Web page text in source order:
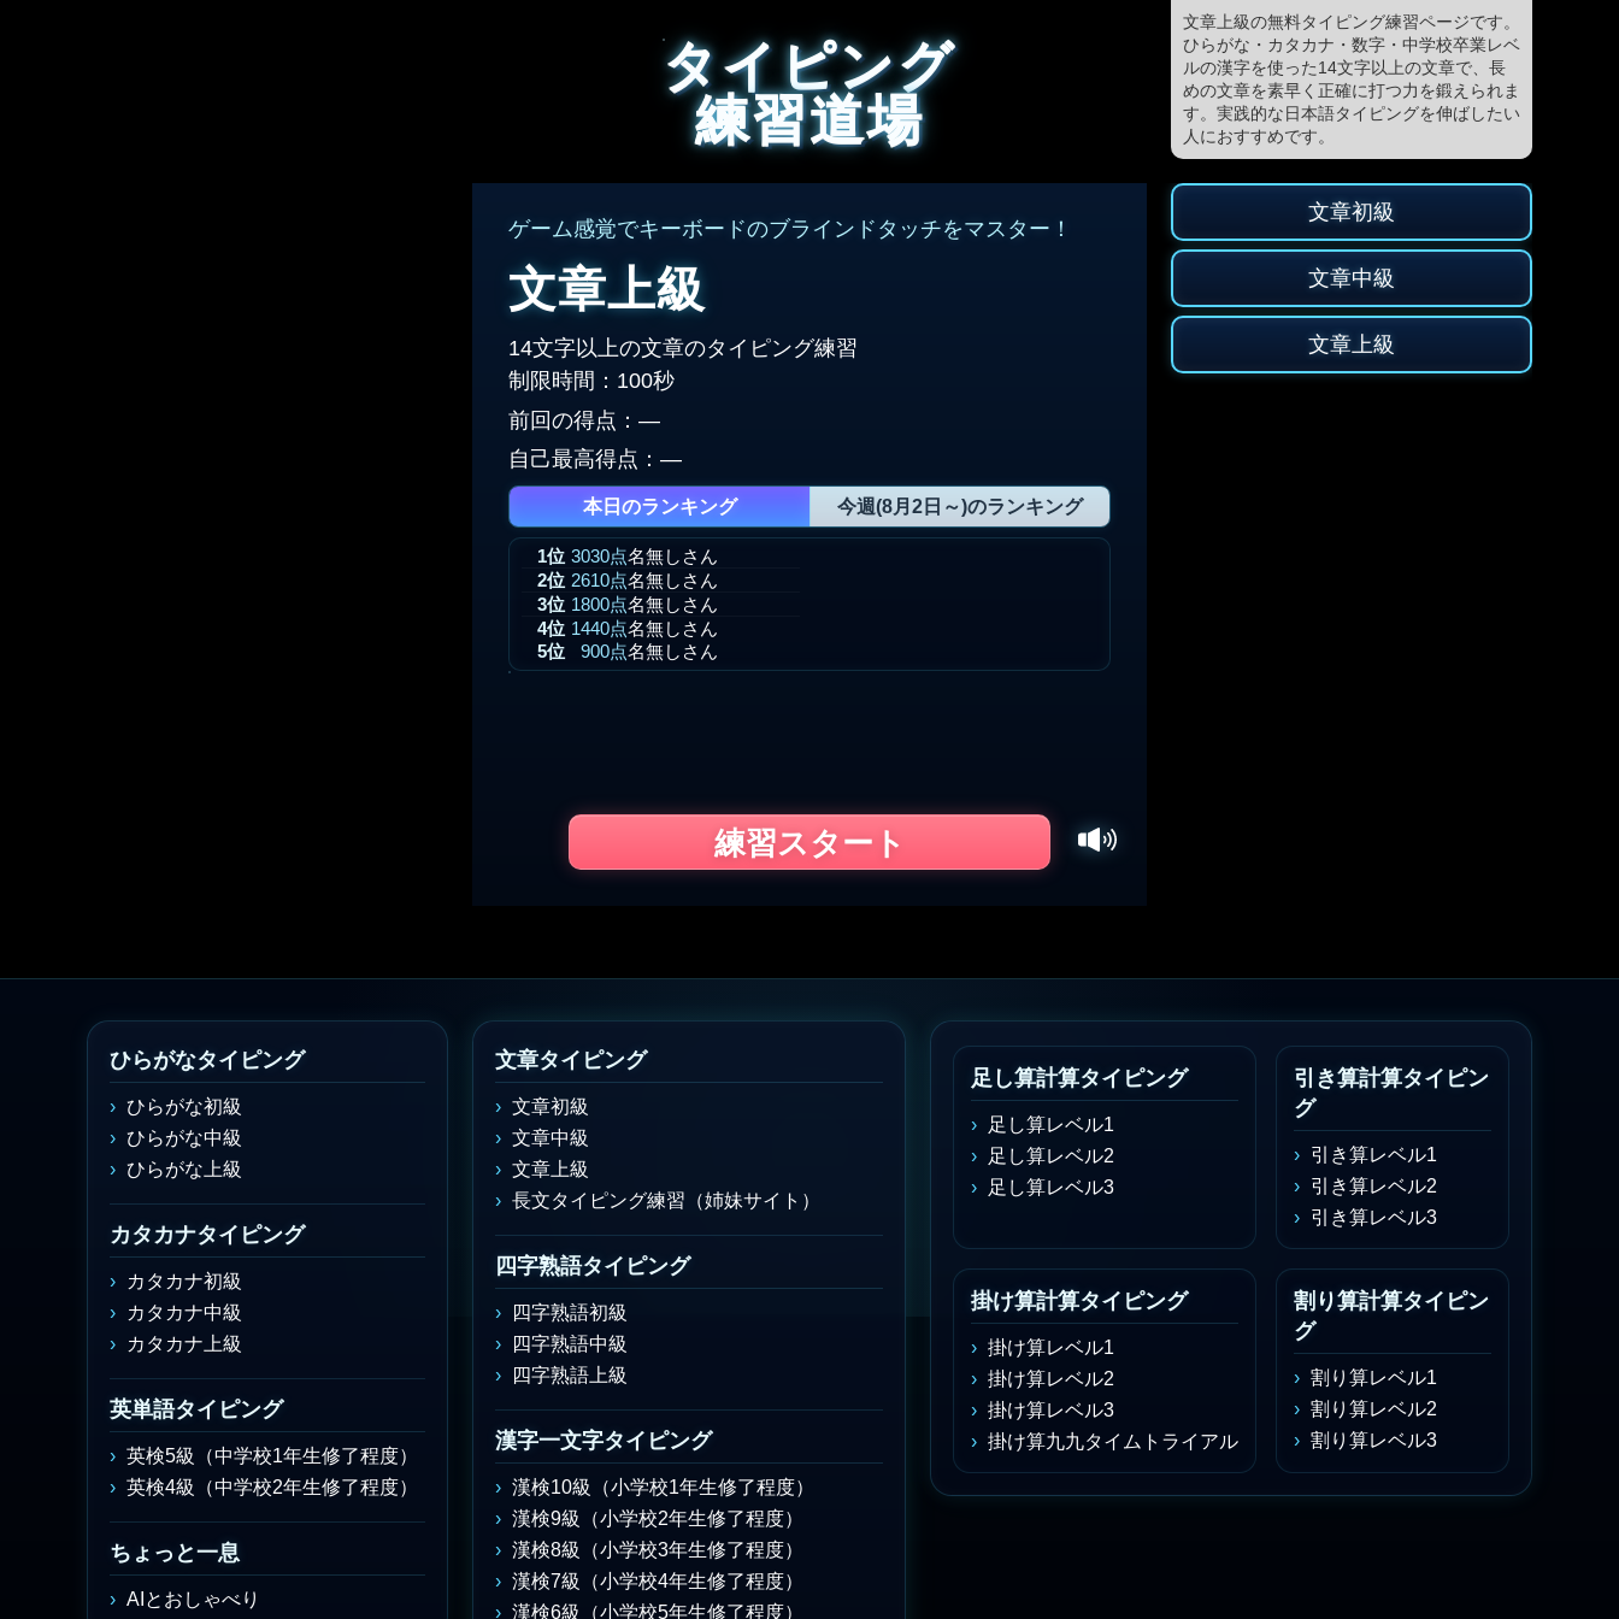
タイピング
練習道場
文章上級の無料タイピング練習ページです。
ひらがな・カタカナ・数字・中学校卒業レベ
ルの漢字を使った14文字以上の文章で、長
めの文章を素早く正確に打つ力を鍛えられま
す。実践的な日本語タイピングを伸ばしたい
人におすすめです。
ゲーム感覚でキーボードのブラインドタッチをマスター！
文章上級
14文字以上の文章のタイピング練習
制限時間：100秒
前回の得点： ―
自己最高得点： ―
本日のランキング 今週(8月2日～)のランキング
1位 3030点名無しさん
2位 2610点名無しさん
3位 1800点名無しさん
4位 1440点名無しさん
5位
900点名無しさん
練習スタート
文章初級
文章中級
文章上級
ひらがなタイピング
ひらがな初級
ひらがな中級
ひらがな上級
カタカナタイピング
カタカナ初級
カタカナ中級
カタカナ上級
英単語タイピング
英検5級（中学校1年生修了程度）
英検4級（中学校2年生修了程度）
ちょっと一息
AIとおしゃべり
文章タイピング
文章初級
文章中級
文章上級
長文タイピング練習（姉妹サイト）
四字熟語タイピング
四字熟語初級
四字熟語中級
四字熟語上級
漢字一文字タイピング
漢検10級（小学校1年生修了程度）
漢検9級（小学校2年生修了程度）
漢検8級（小学校3年生修了程度）
漢検7級（小学校4年生修了程度）
漢検6級（小学校5年生修了程度）
足し算計算タイピング
足し算レベル1
足し算レベル2
足し算レベル3
引き算計算タイピン
グ
引き算レベル1
引き算レベル2
引き算レベル3
掛け算計算タイピング
掛け算レベル1
掛け算レベル2
掛け算レベル3
掛け算九九タイムトライアル
割り算計算タイピン
グ
割り算レベル1
割り算レベル2
割り算レベル3